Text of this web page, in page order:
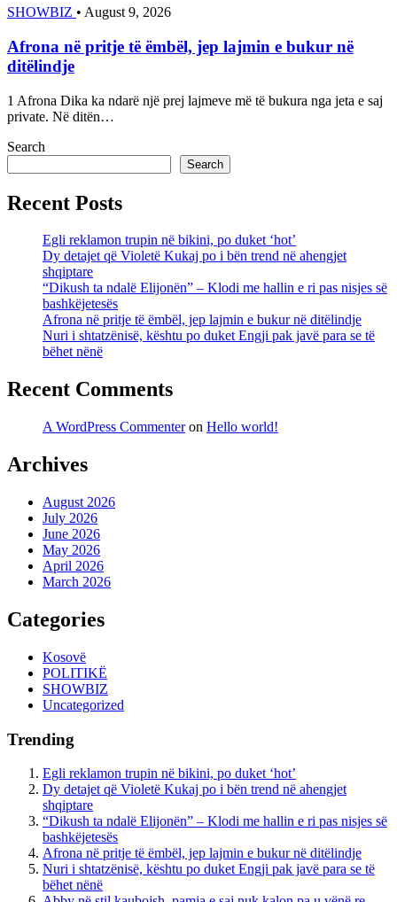
SHOWBIZ • August 9, 2026
Afrona në pritje të ëmbël, jep lajmin e bukur në
ditëlindje
1 Afrona Dika ka ndarë një prej lajmeve më të bukura nga jeta e saj
private. Në ditën…
Search
Search
Recent Posts
Egli reklamon trupin në bikini, po duket ‘hot’
Dy detajet që Violetë Kukaj po i bën trend në ahengjet
shqiptare
“Dikush ta ndalë Elijonën” – Klodi me hallin e ri pas nisjes së
bashkëjetesës
Afrona në pritje të ëmbël, jep lajmin e bukur në ditëlindje
Nuri i shtatzënisë, kështu po duket Engji pak javë para se të
bëhet nënë
Recent Comments
A WordPress Commenteron Hello world!
Archives
August 2026
July 2026
June 2026
May 2026
April 2026
March 2026
Categories
Kosovë
POLITIKË
SHOWBIZ
Uncategorized
Trending
Egli reklamon trupin në bikini, po duket ‘hot’
Dy detajet që Violetë Kukaj po i bën trend në ahengjet
shqiptare
“Dikush ta ndalë Elijonën” – Klodi me hallin e ri pas nisjes së
bashkëjetesës
Afrona në pritje të ëmbël, jep lajmin e bukur në ditëlindje
Nuri i shtatzënisë, kështu po duket Engji pak javë para se të
bëhet nënë